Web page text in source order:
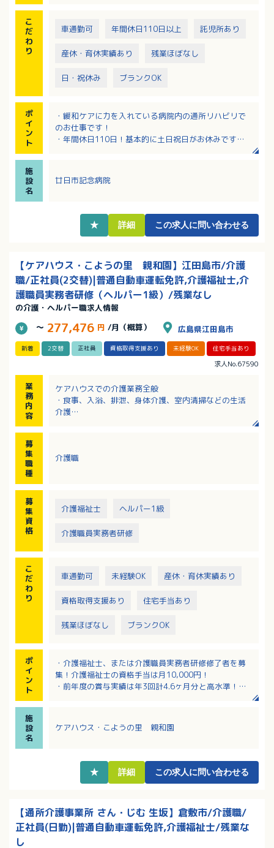
こ
だ
わ
り
車通勤可 年間休日110日以上 託児所あり
産休・育休実績あり 残業ほぼなし
日・祝休み ブランクOK
ポ
イ
ン
ト
・緩和ケアに力を入れている病院内の通所リハビリで
のお仕事です！
・年間休日110日！基本的に土日祝日がお休みです
・単身寮完備！
施
設
名
廿日市記念病院
★ 詳細 この求人に問い合わせる
【ケアハウス・こようの里 親和園】江田島市/介護
職/正社員(2交替)|普通自動車運転免許,介護福祉士,介
護職員実務者研修（ヘルパー1級）/残業なし
の介護・ヘルパー職求人情報
～ 277,476 円 /月（概算） 広島県江田島市
新着 2交替 正社員 資格取得支援あり 未経験OK 住宅手当あり
求人No.67590
業
務
内
容
ケアハウスでの介護業務全般
・食事、入浴、排泄、身体介護、室内清掃などの生活
介護
※バスリフト、センサーベッド設置により介護負担軽
募
集
職
種
介護職
募
集
資
格
介護福祉士 ヘルパー1級
介護職員実務者研修
こ
だ
わ
り
車通勤可 未経験OK 産休・育休実績あり
資格取得支援あり 住宅手当あり
残業ほぼなし ブランクOK
ポ
イ
ン
ト
・介護福祉士、または介護職員実務者研修修了者を募
集！介護福祉士の資格手当は月10,000円！
・前年度の賞与実績は年3回計4.6ヶ月分と高水準！
・経験不問で入社後にステップアップを目指せる資格
取得支援制度あり！
施
設
名
ケアハウス・こようの里 親和園
★ 詳細 この求人に問い合わせる
【通所介護事業所 さん・じむ 生坂】倉敷市/介護職/
正社員(日勤)|普通自動車運転免許,介護福祉士/残業な
し